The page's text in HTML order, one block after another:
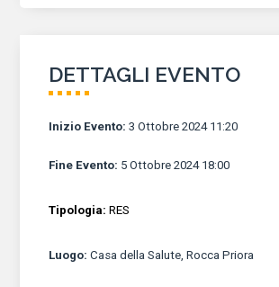
DETTAGLI EVENTO
Inizio Evento:3 Ottobre 2024 11:20
Fine Evento: 5 Ottobre 2024 18:00
Tipologia:RES
Luogo:Casa della Salute, Rocca Priora